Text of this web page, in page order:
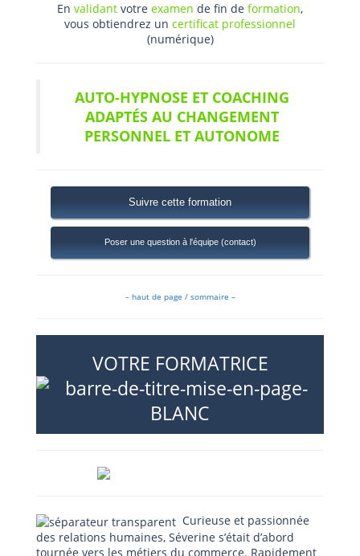
En validant votre examen de fin de formation,
vous obtiendrez un certificat professionnel
(numérique)
AUTO-HYPNOSE ET COACHING
ADAPTÉS AU CHANGEMENT
PERSONNEL ET AUTONOME
Suivre cette formation
Poser une question à l'équipe (contact)
– haut de page / sommaire –
VOTRE FORMATRICE
Curieuse et passionnée
des relations humaines, Séverine s’était d’abord
tournée vers les métiers du commerce. Rapidement